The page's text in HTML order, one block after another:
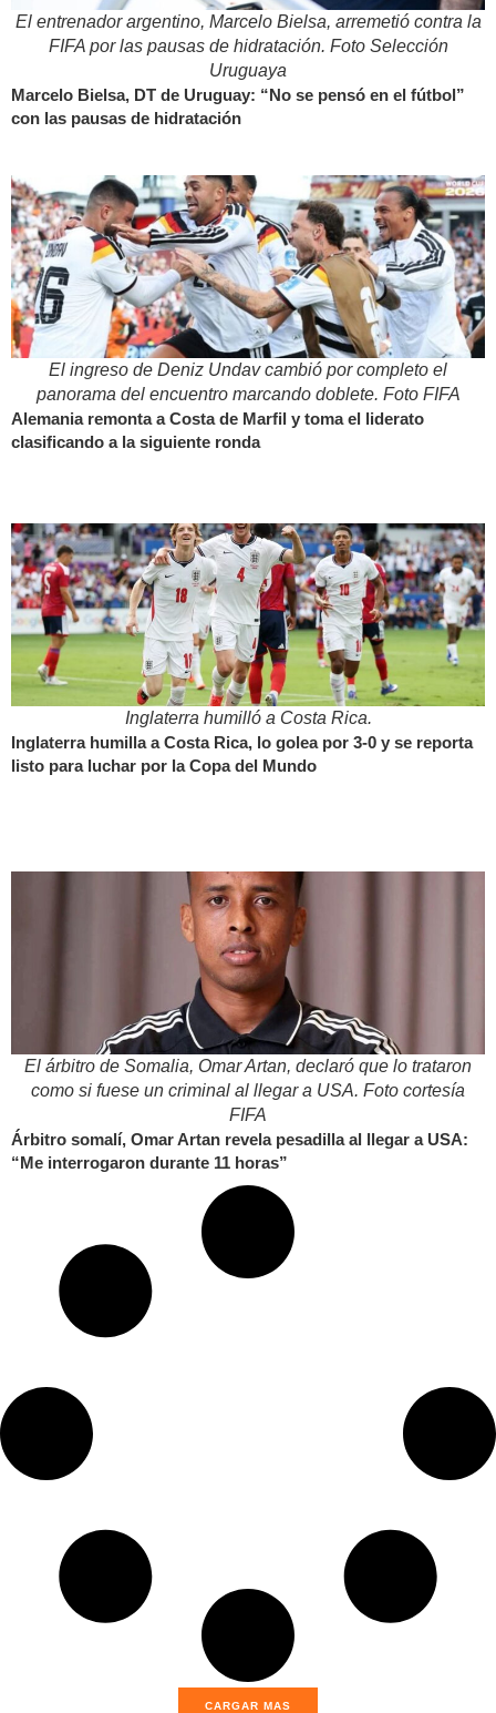
El entrenador argentino, Marcelo Bielsa, arremetió contra la
FIFA por las pausas de hidratación. Foto Selección
Uruguaya
Marcelo Bielsa, DT de Uruguay: “No se pensó en el fútbol”
con las pausas de hidratación
El ingreso de Deniz Undav cambió por completo el
panorama del encuentro marcando doblete. Foto FIFA
Alemania remonta a Costa de Marfil y toma el liderato
clasificando a la siguiente ronda
Inglaterra humilló a Costa Rica.
Inglaterra humilla a Costa Rica, lo golea por 3-0 y se reporta
listo para luchar por la Copa del Mundo
El árbitro de Somalia, Omar Artan, declaró que lo trataron
como si fuese un criminal al llegar a USA. Foto cortesía
FIFA
Árbitro somalí, Omar Artan revela pesadilla al llegar a USA:
“Me interrogaron durante 11 horas”
CARGAR MAS